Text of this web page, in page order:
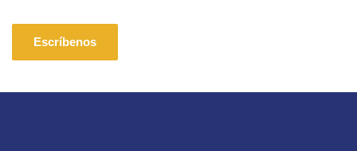
Escríbenos